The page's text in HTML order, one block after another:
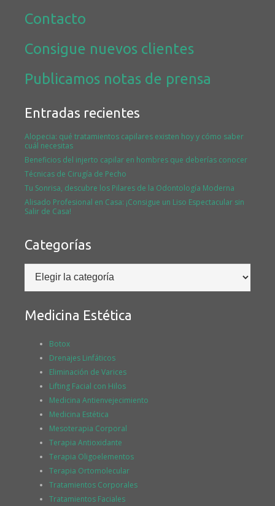
Contacto
Consigue nuevos clientes
Publicamos notas de prensa
Entradas recientes
Alopecia: qué tratamientos capilares existen hoy y cómo saber
cuál necesitas
Beneficios del injerto capilar en hombres que deberías conocer
Técnicas de Cirugía de Pecho
Tu Sonrisa, descubre los Pilares de la Odontología Moderna
Alisado Profesional en Casa: ¡Consigue un Liso Espectacular sin
Salir de Casa!
Categorías
Categorías
Medicina Estética
Botox
Drenajes Linfáticos
Eliminación de Varices
Lifting Facial con Hilos
Medicina Antienvejecimiento
Medicina Estética
Mesoterapia Corporal
Terapia Antioxidante
Terapia Oligoelementos
Terapia Ortomolecular
Tratamientos Corporales
Tratamientos Faciales